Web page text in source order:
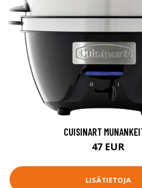
CUISINART
47 EUR
LISÄTIETOJA